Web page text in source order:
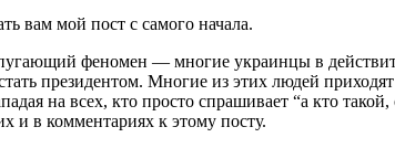
вам мой пост с самого начала.
феномен — многие украинцы в
президентом. Многие из этих людей
на всех, кто просто спрашивает “а кто
и в комментариях к этому посту.